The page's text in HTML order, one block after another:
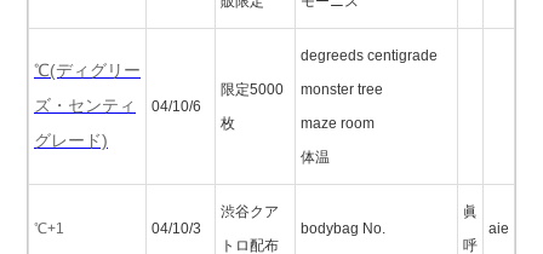
℃(ディグリー
ズ・センティ
グレード)
04/10/6
限定5000
枚
degreeds centigrade
monster tree
maze room
体温
℃+1 04/10/3
渋谷クア
トロ配布
bodybag No.
眞
呼
aie